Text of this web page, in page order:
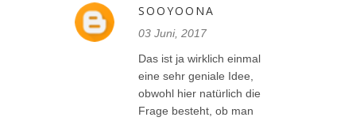
SOOYOONA
03 Juni, 2017
Das ist ja wirklich einmal
eine sehr geniale Idee,
obwohl hier natürlich die
Frage besteht, ob man